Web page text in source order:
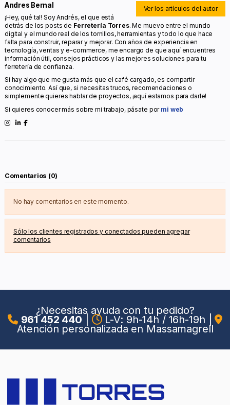
Ver los artículos del autor
Andres Bernal
¡Hey, qué tal! Soy Andrés, el que está
detrás de los posts de Ferretería Torres. Me muevo entre el mundo
digital y el mundo real de los tornillos, herramientas y todo lo que hace
falta para construir, reparar y mejorar. Con años de experiencia en
tecnología, ventas y e-commerce, me encargo de que aquí encuentres
información útil, consejos prácticos y las mejores soluciones para tu
ferretería de confianza.
Si hay algo que me gusta más que el café cargado, es compartir
conocimiento. Así que, si necesitas trucos, recomendaciones o
simplemente quieres hablar de proyectos, ¡aquí estamos para darle!
Si quieres conocer más sobre mi trabajo, pásate por mi web
Comentarios (0)
No hay comentarios en este momento.
Sólo los clientes registrados y conectados pueden agregar
comentarios
¿Necesitas ayuda con tu pedido?
961 452 440 L-V: 9h-14h / 16h-19h
Atención personalizada en Massamagrell